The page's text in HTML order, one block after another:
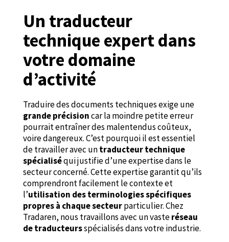
Un traducteur
technique expert dans
votre domaine
d’activité
Traduire des documents techniques exige une
grande précisioncar la moindre petite erreur
pourrait entraîner des malentendus coûteux,
voire dangereux. C’est pourquoi il est essentiel
de travailler avec untraducteur technique
spécialiséqui justifie d’une expertise dans le
secteur concerné. Cette expertise garantit qu’ils
comprendront facilement le contexte et
l’utilisation des terminologies spécifiques
propres à chaque secteurparticulier. Chez
Tradaren, nous travaillons avec un vasteréseau
de traducteursspécialisés dans votre industrie.